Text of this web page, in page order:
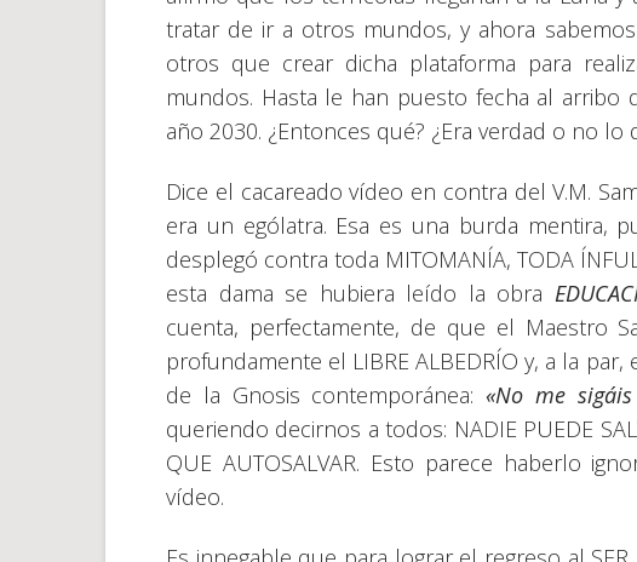
tratar de ir a otros mundos, y ahora
otros que crear dicha plataforma para
mundos. Hasta le han puesto fecha al
año 2030. ¿Entonces qué? ¿Era verdad o no
Dice el cacareado vídeo en contra del V.M.
era un ególatra. Esa es una burda mentira,
desplegó contra toda MITOMANÍA, TODA
esta dama se hubiera leído la obra
cuenta, perfectamente, de que el Maestro
profundamente el LIBRE ALBEDRÍO y, a la
de la Gnosis contemporánea: «No me
queriendo decirnos a todos: NADIE PUEDE
QUE AUTOSALVAR. Esto parece haberlo
vídeo.